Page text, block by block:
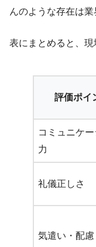
んのような存在は業
表にまとめると、現
評価ポイ
コミュニケ
力
礼儀正しさ
気遣い・配慮